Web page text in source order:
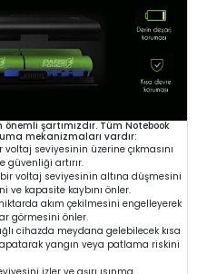
şartımızdır. Tüm Notebook
mekanizmaları vardır:
seviyesinin üzerine çıkmasını
güvenliği artırır.
voltaj seviyesinin altına düşmesini
ve kapasite kaybını önler.
akım çekilmesini engelleyerek
görmesini önler.
cihazda meydana gelebilecek kısa
yangın veya patlama riskini